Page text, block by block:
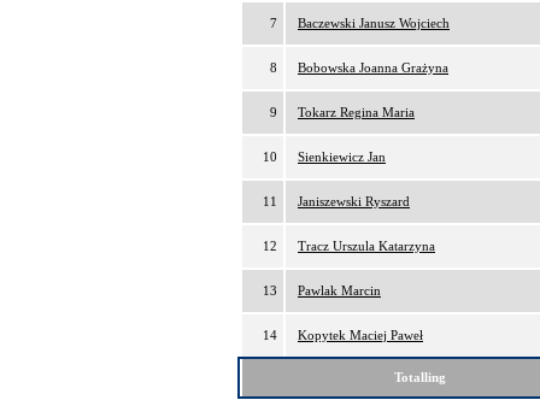
7 Baczewski Janusz Wojciech
8 Bobowska Joanna Grażyna
9 Tokarz Regina Maria
10 Sienkiewicz Jan
11 Janiszewski Ryszard
12 Tracz Urszula Katarzyna
13 Pawlak Marcin
14 Kopytek Maciej Paweł
Totalling